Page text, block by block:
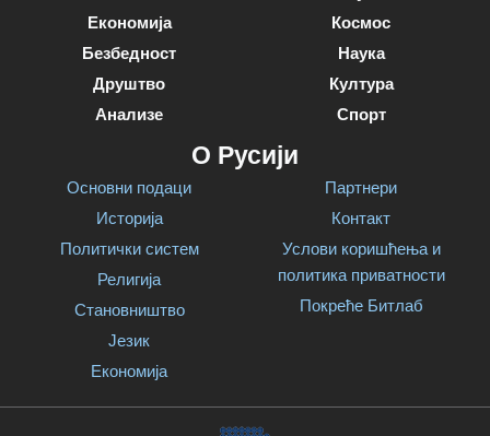
Економија
Безбедност
Друштво
Анализе
Космос
Наука
Култура
Спорт
О Русији
Основни подаци
Историја
Политички систем
Религија
Становништво
Језик
Економија
Партнери
Контакт
Услови коришћења и
политика приватности
Покреће Битлаб